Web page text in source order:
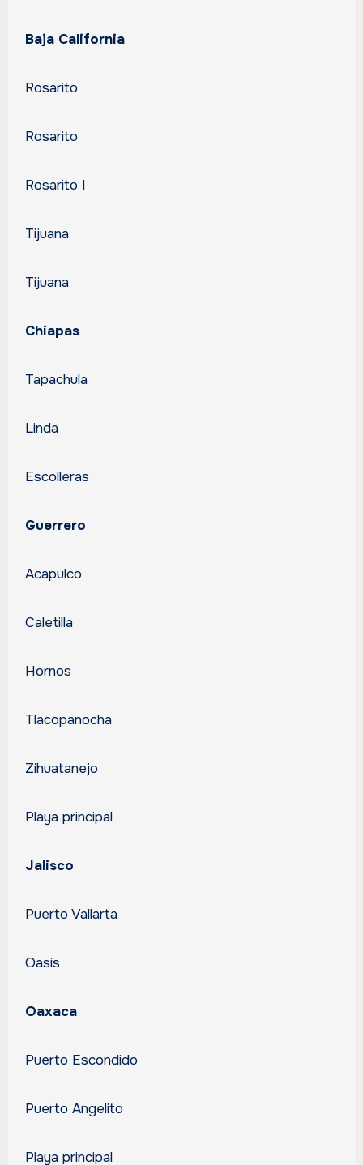
Baja California
Rosarito
Rosarito
Rosarito I
Tijuana
Tijuana
Chiapas
Tapachula
Linda
Escolleras
Guerrero
Acapulco
Caletilla
Hornos
Tlacopanocha
Zihuatanejo
Playa principal
Jalisco
Puerto Vallarta
Oasis
Oaxaca
Puerto Escondido
Puerto Angelito
Playa principal